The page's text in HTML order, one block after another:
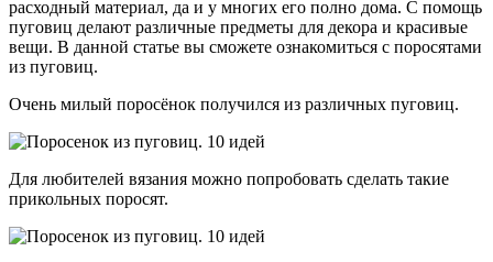
расходный материал, да и у многих его полно дома. С помощь
пуговиц делают различные предметы для декора и красивые
вещи. В данной статье вы сможете ознакомиться с поросятами
из пуговиц.
Очень милый поросёнок получился из различных пуговиц.
Для любителей вязания можно попробовать сделать такие
прикольных поросят.